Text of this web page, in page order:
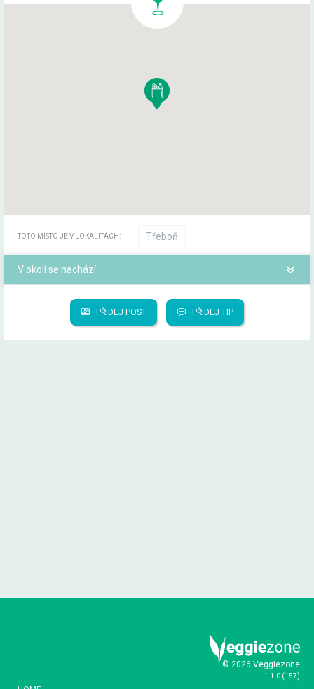
TOTO MÍSTO JE V LOKALITÁCH: Třeboň
V okolí se nachází
PŘIDEJ POST PŘIDEJ TIP
© 2026 Veggiezone
1.1.0 (157)